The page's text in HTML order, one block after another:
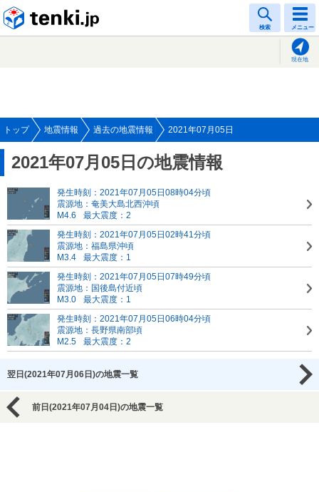
検索 メニュー
現在地
トップ 地震情報 過去の地震情報 2021年07月05日
2021年07月05日の地震情報
発生時刻：2021年07月05日08時04分頃
震源地：奄美大島北西沖頃
M4.6
最大震度：2
発生時刻：2021年07月05日02時41分頃
震源地：福島県沖頃
M3.4
最大震度：1
発生時刻：2021年07月05日07時49分頃
震源地：国後島付近頃
M3.0
最大震度：1
発生時刻：2021年07月05日06時04分頃
震源地：長野県南部頃
M2.5
最大震度：2
翌日(2021年07月06日)の地震一覧
前日(2021年07月04日)の地震一覧